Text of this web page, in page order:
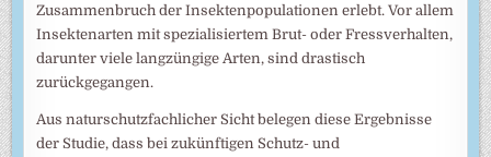
Zusammenbruch der Insektenpopulationen erlebt. Vor allem
Insektenarten mit spezialisiertem Brut- oder Fressverhalten,
darunter viele langzüngige Arten, sind drastisch
zurückgegangen.
Aus naturschutzfachlicher Sicht belegen diese Ergebnisse
der Studie, dass bei zukünftigen Schutz- und